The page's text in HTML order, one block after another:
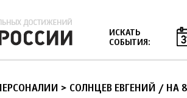
ИСКАТЬ
СОБЫТИЯ:
ПЕРСОНАЛИИ > СОЛНЦЕВ ЕВГЕНИЙ / НА